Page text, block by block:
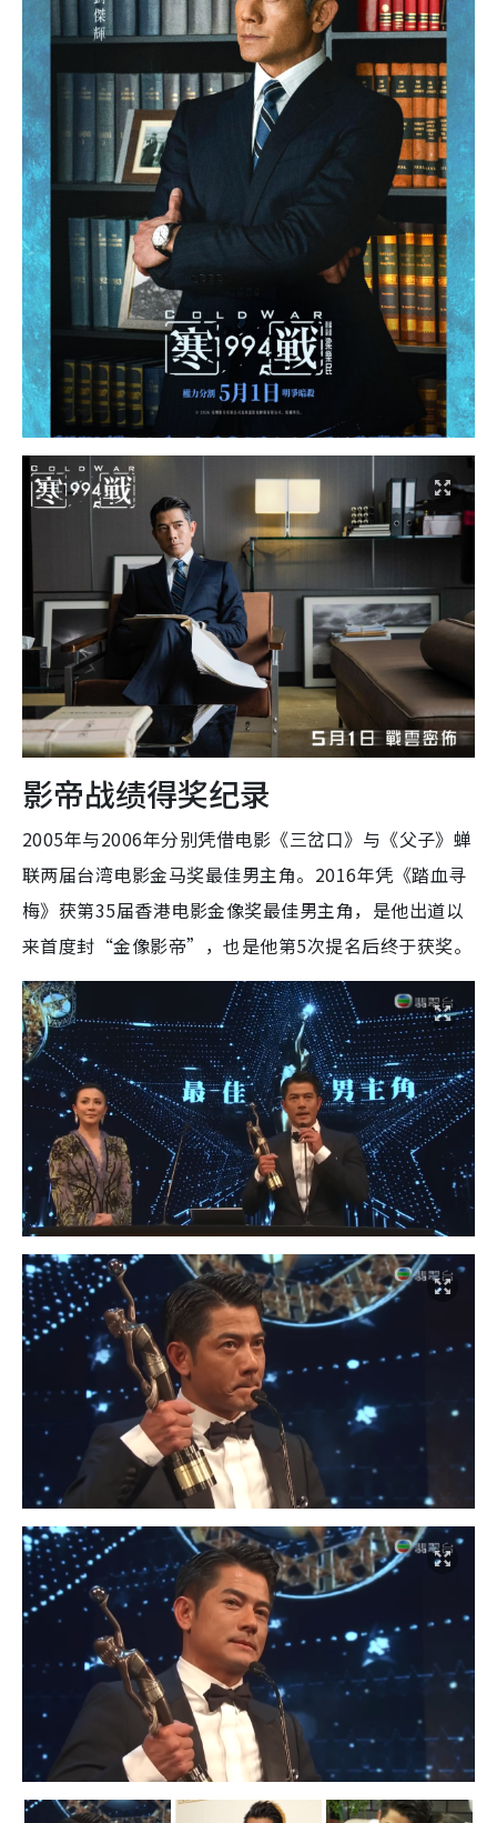
影帝战绩得奖纪录
2005年与2006年分别凭借电影《三岔口》与《父子》蝉
联两届台湾电影金马奖最佳男主角。2016年凭《踏血寻
梅》获第35届香港电影金像奖最佳男主角，是他出道以
来首度封“金像影帝”，也是他第5次提名后终于获奖。